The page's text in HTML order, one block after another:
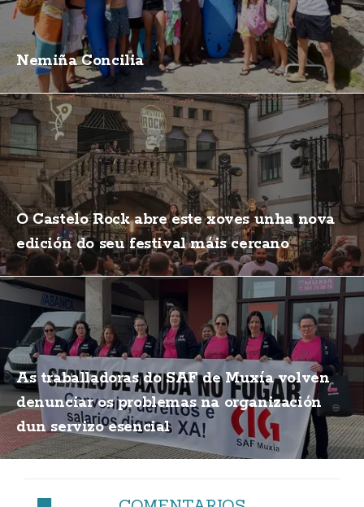
Nemiña Concilia
O Castelo Rock abre este xoves unha nova
edición do seu festival máis cercano
As traballadoras do SAF de Muxía volven
denunciar os problemas na organización
dun servizo esencial